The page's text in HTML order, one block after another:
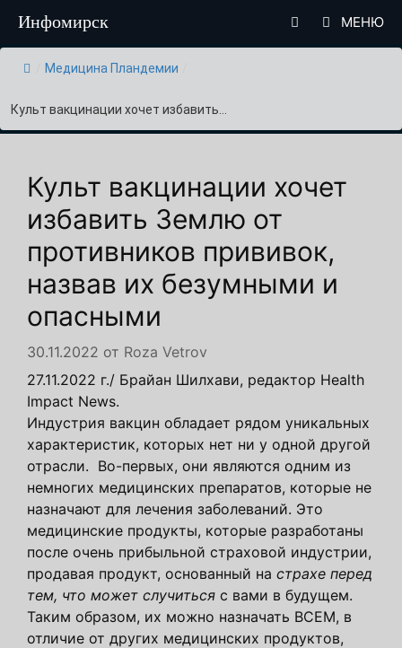
содержимому
Инфомирск МЕНЮ
Медицина Пландемии
Культ вакцинации хочет избавить...
Культ вакцинации хочет
избавить Землю от
противников прививок,
назвав их безумными и
опасными
30.11.2022 от Roza Vetrov
27.11.2022 г./ Брайан Шилхави, редактор Health
Impact News.
Индустрия вакцин обладает рядом уникальных
характеристик, которых нет ни у одной другой
отрасли. Во-первых, они являются одним из
немногих медицинских препаратов, которые не
назначают для лечения заболеваний. Это
медицинские продукты, которые разработаны
после очень прибыльной страховой индустрии,
продавая продукт, основанный на страхе перед
тем, что может случиться с вами в будущем.
Таким образом, их можно назначать ВСЕМ, в
отличие от других медицинских продуктов,